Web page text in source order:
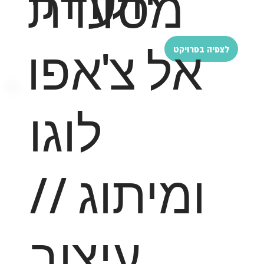
לצפיה בפרויקט
לוגו
ומיתוג //
אל צ'אפו